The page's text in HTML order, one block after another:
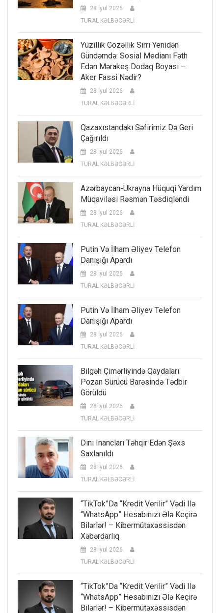
28 İyul 2026
TURAL KƏLBƏCƏRLİ
Yüzillik Gözəllik Sirri Yenidən
Gündəmdə: Sosial Medianı Fəth
Edən Mərakeş Dodaq Boyası –
Aker Fassi Nədir?
28 İyul 2026
TURAL KƏLBƏCƏRLİ
Qazaxıstandakı Səfirimiz Də Geri
Çağırıldı
28 İyul 2026
TURAL KƏLBƏCƏRLİ
Azərbaycan-Ukrayna Hüquqi Yardım
Müqaviləsi Rəsmən Təsdiqləndi
28 İyul 2026
TURAL KƏLBƏCƏRLİ
Putin Və İlham Əliyev Telefon
Danışığı Apardı
28 İyul 2026
TURAL KƏLBƏCƏRLİ
Putin Və İlham Əliyev Telefon
Danışığı Apardı
28 İyul 2026
TURAL KƏLBƏCƏRLİ
Bilgəh Çimərliyində Qaydaları
Pozan Sürücü Barəsində Tədbir
Görüldü
28 İyul 2026
TURAL KƏLBƏCƏRLİ
Dini Inancları Təhqir Edən Şəxs
Saxlanıldı
28 İyul 2026
TURAL KƏLBƏCƏRLİ
“TikTok”da “kredit Verilir” Vədi Ilə
“WhatsApp” Hesabınızı Ələ Keçirə
Bilərlər! – Kibermütəxəssisdən
Xəbərdarlıq
28 İyul 2026
TURAL KƏLBƏCƏRLİ
“TikTok”da “kredit Verilir” Vədi Ilə
“WhatsApp” Hesabınızı Ələ Keçirə
Bilərlər! – Kibermütəxəssisdən